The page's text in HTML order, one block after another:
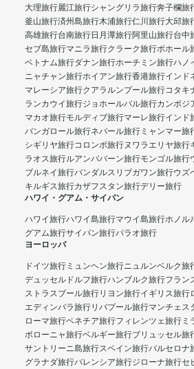
大理旅行麗江旅行シャングリラ旅行奔子欄旅
釜山旅行済州島旅行木浦旅行仁川旅行大邱旅
高雄旅行台南旅行日月潭旅行阿里山旅行台中
セブ島旅行マニラ旅行クラーク旅行ボホール
ベトナム旅行ダナン旅行ホーチミン旅行ハノ
ニャチャン旅行ホイアン旅行香港旅行インド
マレーシア旅行クアラルンプール旅行コタキ
ランカウイ旅行ジョホールバル旅行カンボジ
マカオ旅行モルディブ旅行マーレ旅行インド
バンガロール旅行ネパール旅行 ミャンマー旅
シギリヤ旅行コロンボ旅行ヌワラエリヤ旅行
ラオス旅行ルアンパバーン旅行モンゴル旅行
ブルネイ旅行バンダルスリブガワン旅行ウズ
キルギス旅行カザフスタン旅行デリー旅行
ハワイ・グアム・サイパン
ハワイ旅行ハワイ島旅行マウイ島旅行ホノル
グアム旅行サイパン旅行パラオ旅行
ヨーロッパ
ドイツ旅行 ミュンヘン旅行ニュルンベルク旅
デュッセルドルフ旅行ハンブルク旅行フラン
ストラスブール旅行リヨン旅行イギリス旅行
エディンバラ旅行リバプール旅行マンチェス
ローマ旅行ベネチア旅行フィレンツェ旅行 ミ
ボローニャ旅行ベルギー旅行ブリュッセル旅
サントリーニ島旅行スペイン旅行バルセロナ
グラナダ旅行バレンシア旅行ジローナ旅行セ